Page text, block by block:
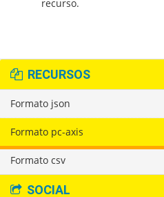
recurso.
RECURSOS
Formato json
Formato pc-axis
Formato csv
SOCIAL